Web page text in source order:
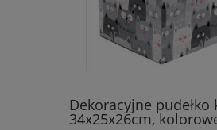
Dekoracyjne pudełko
34x25x26cm,